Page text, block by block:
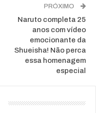
PRÓXIMO
Naruto completa 25
anos com vídeo
emocionante da
Shueisha! Não perca
essa homenagem
especial